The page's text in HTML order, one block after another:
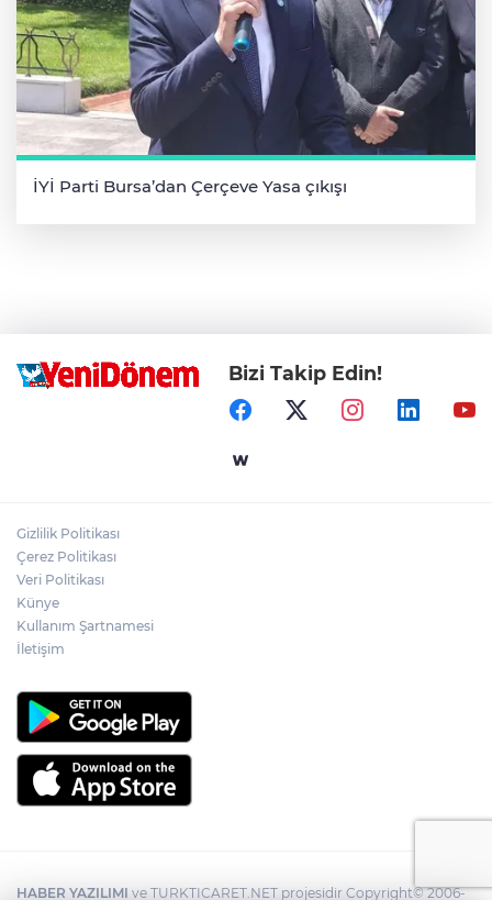
İYİ Parti Bursa’dan Çerçeve Yasa çıkışı
Bizi Takip Edin!
Gizlilik Politikası
Çerez Politikası
Veri Politikası
Künye
Kullanım Şartnamesi
İletişim
HABER YAZILIMI ve TURKTICARET.NET projesidir Copyright© 2006-